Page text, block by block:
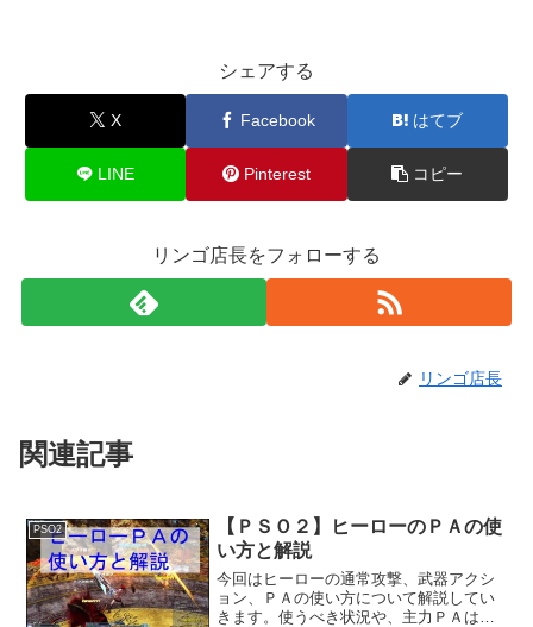
シェアする
X Facebook はてブ
LINE Pinterest コピー
リンゴ店長をフォローする
リンゴ店長
関連記事
PSO2
【ＰＳＯ２】ヒーローのＰＡの使
い方と解説
今回はヒーローの通常攻撃、武器アクシ
ョン、ＰＡの使い方について解説してい
きます。使うべき状況や、主力ＰＡはど